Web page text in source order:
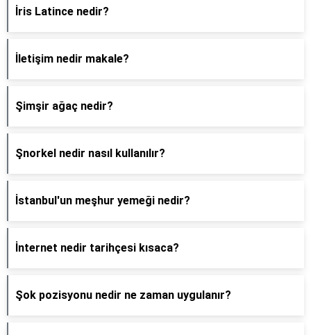
İris Latince nedir?
İletişim nedir makale?
Şimşir ağaç nedir?
Şnorkel nedir nasıl kullanılır?
İstanbul'un meşhur yemeği nedir?
İnternet nedir tarihçesi kısaca?
Şok pozisyonu nedir ne zaman uygulanır?